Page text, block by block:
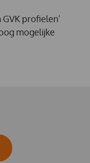
profielen’
mogelijke